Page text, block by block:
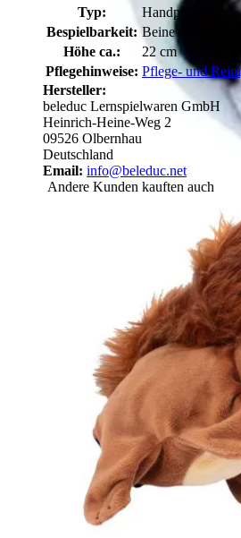
Typ:
Handpuppe
Bespielbarkeit: Beine (alle), Kopf
Höhe ca.:
22 cm
Pflegehinweise: Pflege- und
Hersteller:
beleduc Lernspielwaren GmbH
Heinrich-Heine-Weg 2
09526 Olbernhau
Deutschland
Email: info@beleduc.net
Andere Kunden kauften auch